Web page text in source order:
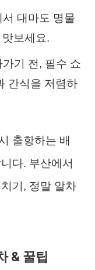
대마도 명물
보세요.
기 전, 필수 쇼
간식을 저렴하
출항하는 배
다. 부산에서
기, 정말 알차
& 꿀팁